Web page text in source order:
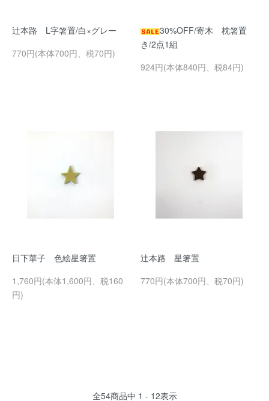
辻本路 L字箸置/白×グレー
770円(本体700円、税70円)
30%OFF/寄木 枕箸置
き/2点1組
924円(本体840円、税84円)
日下華子 色絵星箸置
1,760円(本体1,600円、税160
円)
辻本路 星箸置
770円(本体700円、税70円)
全54商品中 1 - 12表示